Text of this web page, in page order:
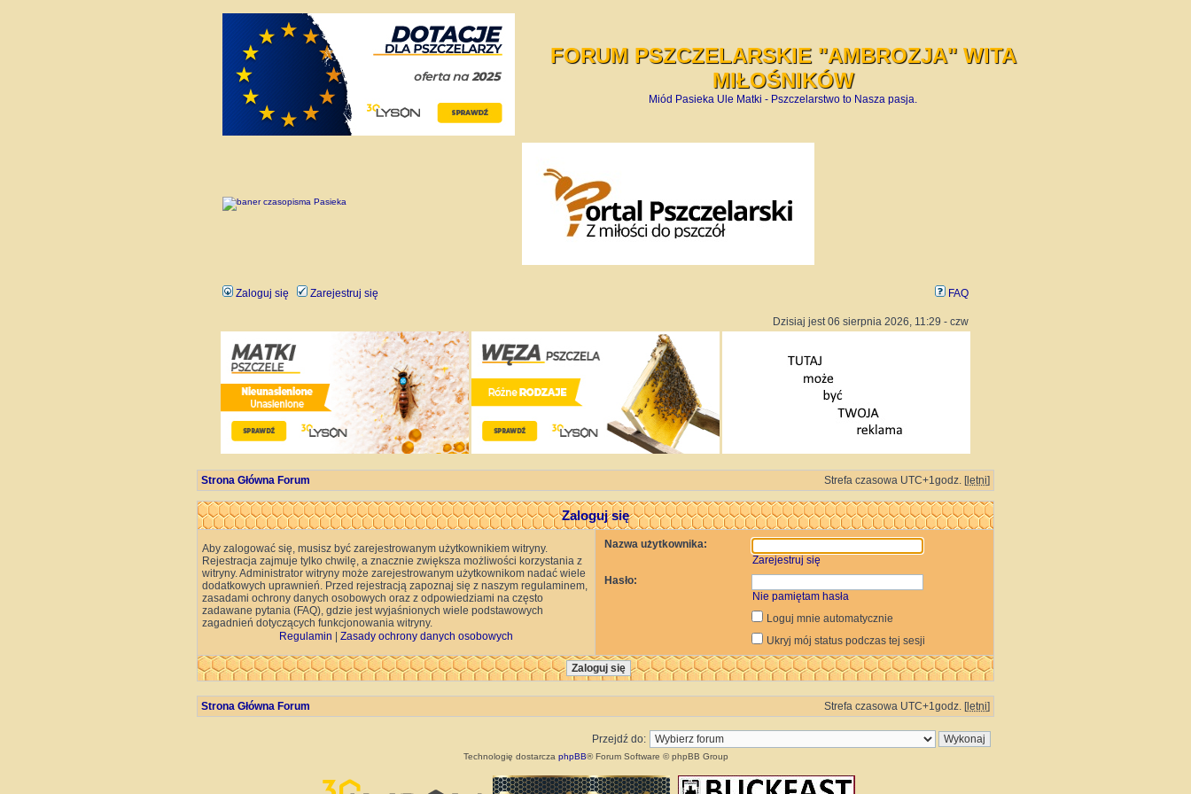
FORUM PSZCZELARSKIE "AMBROZJA" WITA
MIŁOŚNIKÓW
Miód Pasieka Ule Matki - Pszczelarstwo to Nasza pasja.
Zaloguj się Zarejestruj się FAQ
Dzisiaj jest 06 sierpnia 2026, 11:29 - czw
Strona Główna Forum Strefa czasowa UTC+1godz. [letni]
Zaloguj się
Aby zalogować się, musisz być zarejestrowanym użytkownikiem witryny.
Rejestracja zajmuje tylko chwilę, a znacznie zwiększa możliwości korzystania z
witryny. Administrator witryny może zarejestrowanym użytkownikom nadać wiele
dodatkowych uprawnień. Przed rejestracją zapoznaj się z naszym regulaminem,
zasadami ochrony danych osobowych oraz z odpowiedziami na często
zadawane pytania (FAQ), gdzie jest wyjaśnionych wiele podstawowych
zagadnień dotyczących funkcjonowania witryny.
Regulamin
Zasady ochrony danych osobowych
Nazwa użytkownika:
Zarejestruj się
Hasło:
Nie pamiętam hasła
Loguj mnie automatycznie
Ukryj mój status podczas tej sesji
Strona Główna Forum Strefa czasowa UTC+1godz. [letni]
Przejdź do:
Technologię dostarcza phpBB® Forum Software © phpBB Group